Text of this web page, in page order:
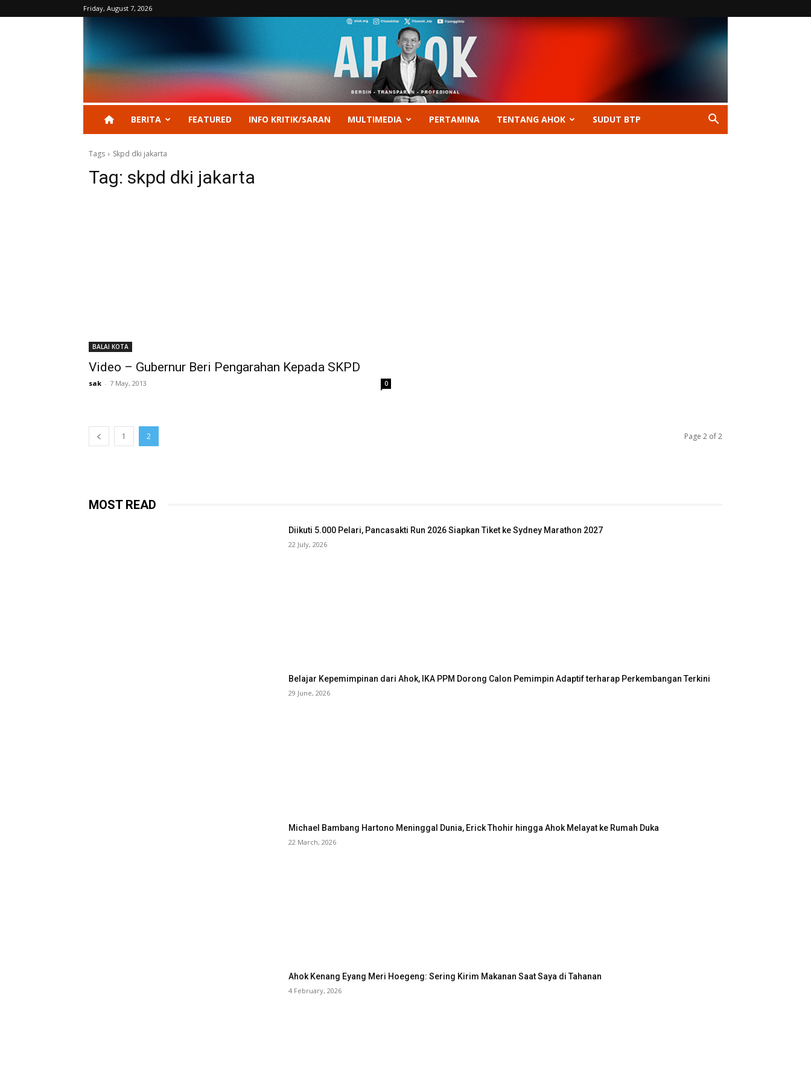
Friday, August 7, 2026
BERITA FEATURED INFO KRITIK/SARAN MULTIMEDIA PERTAMINA TENTANG AHOK SUDUT BTP
Tags Skpd dki jakarta
Tag: skpd dki jakarta
BALAI KOTA
Video – Gubernur Beri Pengarahan Kepada SKPD
sak - 7 May, 2013 0
1 2 Page 2 of 2
MOST READ
Diikuti 5.000 Pelari, Pancasakti Run 2026 Siapkan Tiket ke Sydney Marathon 2027
22 July, 2026
Belajar Kepemimpinan dari Ahok, IKA PPM Dorong Calon Pemimpin Adaptif terharap Perkembangan Terkini
29 June, 2026
Michael Bambang Hartono Meninggal Dunia, Erick Thohir hingga Ahok Melayat ke Rumah Duka
22 March, 2026
Ahok Kenang Eyang Meri Hoegeng: Sering Kirim Makanan Saat Saya di Tahanan
4 February, 2026